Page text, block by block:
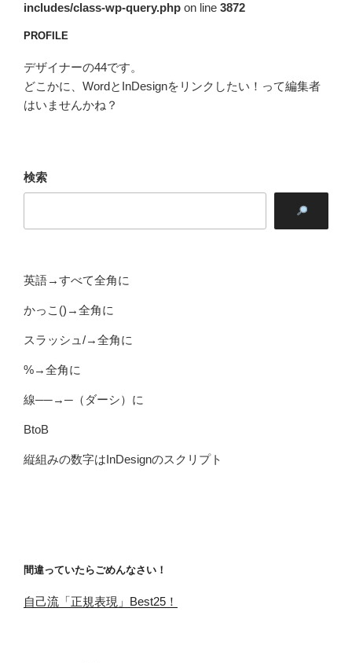
includes/class-wp-query.php on line 3872
PROFILE
デザイナーの44です。
どこかに、WordとInDesignをリンクしたい！って編集者
はいませんかね？
検索
英語→すべて全角に
かっこ()→全角に
スラッシュ/→全角に
%→全角に
線──→─（ダーシ）に
BtoB
縦組みの数字はInDesignのスクリプト
間違っていたらごめんなさい！
自己流「正規表現」Best25！